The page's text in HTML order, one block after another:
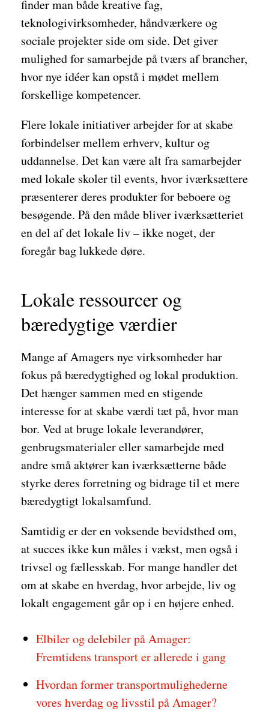
finder man både kreative fag,
teknologivirksomheder, håndværkere og
sociale projekter side om side. Det giver
mulighed for samarbejde på tværs af brancher,
hvor nye idéer kan opstå i mødet mellem
forskellige kompetencer.
Flere lokale initiativer arbejder for at skabe
forbindelser mellem erhverv, kultur og
uddannelse. Det kan være alt fra samarbejder
med lokale skoler til events, hvor iværksættere
præsenterer deres produkter for beboere og
besøgende. På den måde bliver iværksætteriet
en del af det lokale liv – ikke noget, der
foregår bag lukkede døre.
Lokale ressourcer og
bæredygtige værdier
Mange af Amagers nye virksomheder har
fokus på bæredygtighed og lokal produktion.
Det hænger sammen med en stigende
interesse for at skabe værdi tæt på, hvor man
bor. Ved at bruge lokale leverandører,
genbrugsmaterialer eller samarbejde med
andre små aktører kan iværksætterne både
styrke deres forretning og bidrage til et mere
bæredygtigt lokalsamfund.
Samtidig er der en voksende bevidsthed om,
at succes ikke kun måles i vækst, men også i
trivsel og fællesskab. For mange handler det
om at skabe en hverdag, hvor arbejde, liv og
lokalt engagement går op i en højere enhed.
Elbiler og delebiler på Amager:
Fremtidens transport er allerede i gang
Hvordan former transportmulighederne
vores hverdag og livsstil på Amager?